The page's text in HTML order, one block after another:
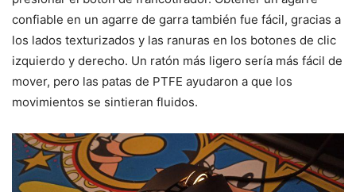
confiable en un agarre de garra también fue fácil, gracias a
los lados texturizados y las ranuras en los botones de clic
izquierdo y derecho. Un ratón más ligero sería más fácil de
mover, pero las patas de PTFE ayudaron a que los
movimientos se sintieran fluidos.